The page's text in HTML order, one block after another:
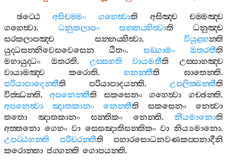
ඡට‍්ඨෙ අසිචම‍්මං ගහෙත්‍වාති අසිඤ‍්ච
චම‍්මඤ‍්ච
ගහෙත්‍වා. ධනුකලාපං සන‍්නය‍්හිත්‍වාති
ධනුඤ‍්ච
සරකලාපඤ‍්ච
සන‍්නය‍්හිත්‍වා. වියූළ‍්හන‍්ති
යුද‍්ධසන‍්නිවෙසවෙසෙන
ඨිතං. සඞ‍්ගාමං ඔතරතීති
මහායුද‍්ධං
ඔතරති. උස‍්සහති වායමතීති
උස‍්සාහඤ‍්ච
වායාමඤ‍්ච
කරොති.හනන‍්තීති ඝාතෙන‍්ති.
පරියාපාදෙන‍්තීති පරියාපාදයන‍්ති. උපලික‍්ඛන‍්තීති
විජ‍්ඣන‍්ති. අපනෙන‍්තීති සකසෙනං ගහෙත්‍වා ගච‍්ඡන‍්ති.
අපනෙත්‍වා
ඤාතකානං නෙන‍්තීති සකසෙනං
නෙත්‍වා
තතො
ඤාතකානං සන‍්තිකං නෙන‍්ති. නීයමානොති
අත‍්තනො ගෙහං වා සෙසඤාතිසන‍්තිකං වා නිය්‍යමානො.
උපට‍්ඨහන‍්ති
පරිචරන‍්තීති
පහාරසොධනවණකප‍්පනාදීනි
කරොන‍්තා ජග‍්ගන‍්ති ගොපයන‍්ති.